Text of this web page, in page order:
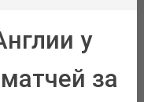
у
за